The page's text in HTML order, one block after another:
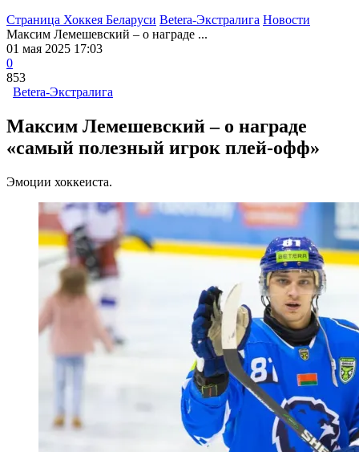
Страница Хоккея Беларуси Betera-Экстралига Новости
Максим Лемешевский – о награде ...
01 мая 2025 17:03
0
853
Betera-Экстралига
Максим Лемешевский – о награде
«самый полезный игрок плей-офф»
Эмоции хоккеиста.